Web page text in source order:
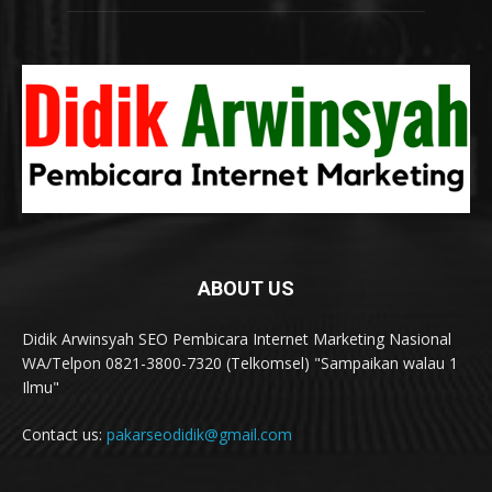
ABOUT US
Didik Arwinsyah SEO Pembicara Internet Marketing Nasional
WA/Telpon 0821-3800-7320 (Telkomsel) "Sampaikan walau 1
Ilmu"
Contact us: pakarseodidik@gmail.com